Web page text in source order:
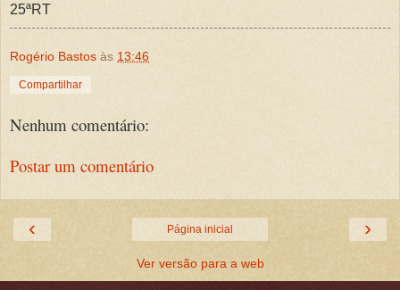
25ªRT
Rogério Bastos às 13:46
Compartilhar
Nenhum comentário:
Postar um comentário
‹ ›
Página inicial
Ver versão para a web